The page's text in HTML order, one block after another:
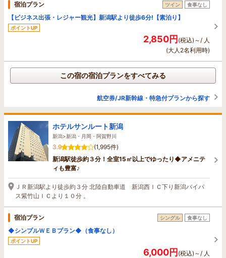
宿泊プラン ツイン 食事なし
【ビジネス出張・レジャー観光】新潟駅より徒歩6分!【素泊り】
ポイントUP
2,850円(税込)～/ 人
(大人2名利用時)
この宿の宿泊プランをすべてみる
航空券/JR新幹線・特急付プランから探す
ホテルサンルート新潟
新潟>新潟・月岡・阿賀野川
3.9
(1,995件)
新潟駅徒歩約３分！全室15㎡以上でゆったり◆アメニテ
ィも豊富♪
ＪＲ新潟駅より徒歩約３分 北陸自動車道 新潟西ＩＣ下り新潟バイパ
ス紫竹山ＩＣより１０分 。
宿泊プラン シングル 食事なし
◆シンプルＷＥＢプラン◆（食事なし）
ポイントUP
6,000円(税込)～/ 人